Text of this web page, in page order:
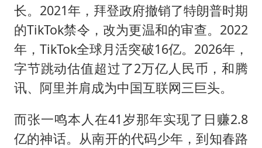
长。2021年，拜登政府撤销了特朗普时期
的TikTok禁令，改为更温和的审查。2022
年，TikTok全球月活突破16亿。2026年，
字节跳动估值超过了2万亿人民币，和腾
讯、阿里并肩成为中国互联网三巨头。
而张一鸣本人在41岁那年实现了日赚2.8
亿的神话。从南开的代码少年，到知春路